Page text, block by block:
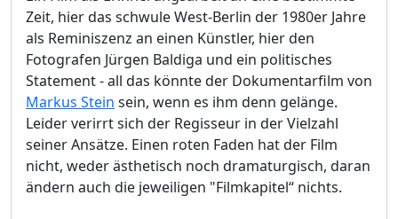
Zeit, hier das schwule West-Berlin der 1980er Jahre
als Reminiszenz an einen Künstler, hier den
Fotografen Jürgen Baldiga und ein politisches
Statement - all das könnte der Dokumentarfilm von
Markus Stein sein, wenn es ihm denn gelänge.
Leider verirrt sich der Regisseur in der Vielzahl
seiner Ansätze. Einen roten Faden hat der Film
nicht, weder ästhetisch noch dramaturgisch, daran
ändern auch die jeweiligen "Filmkapitel“ nichts.